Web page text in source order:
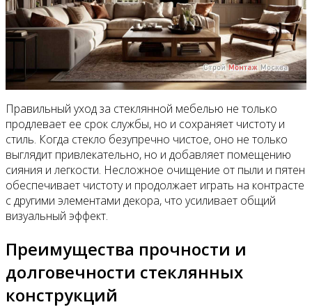
Правильный уход за стеклянной мебелью не только
продлевает ее срок службы, но и сохраняет чистоту и
стиль. Когда стекло безупречно чистое, оно не только
выглядит привлекательно, но и добавляет помещению
сияния и легкости. Несложное очищение от пыли и пятен
обеспечивает чистоту и продолжает играть на контрасте
с другими элементами декора, что усиливает общий
визуальный эффект.
Преимущества прочности и
долговечности стеклянных
конструкций